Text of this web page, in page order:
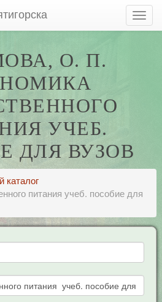
О. П.
УЧЕБ.
ДЛЯ ВУЗОВ
каталог
питания учеб. пособие для